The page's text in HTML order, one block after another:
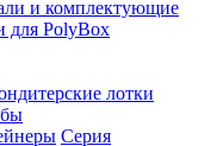
и комплектующие
PolyBox
лотки
Серия